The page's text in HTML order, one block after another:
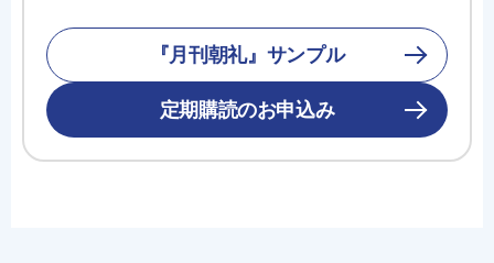
『月刊朝礼』サンプル
定期購読のお申込み